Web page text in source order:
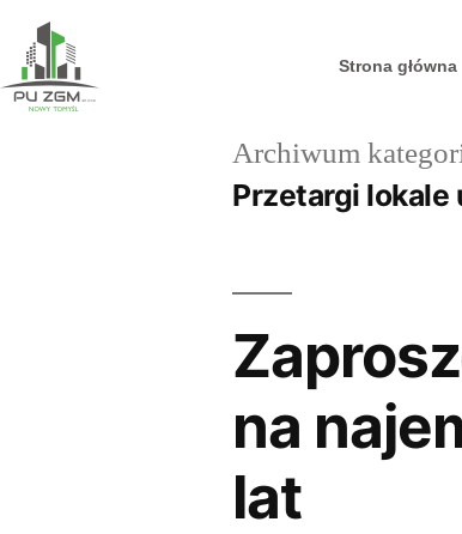
Strona główna
Archiwum
Przetargi lokale
na
lat